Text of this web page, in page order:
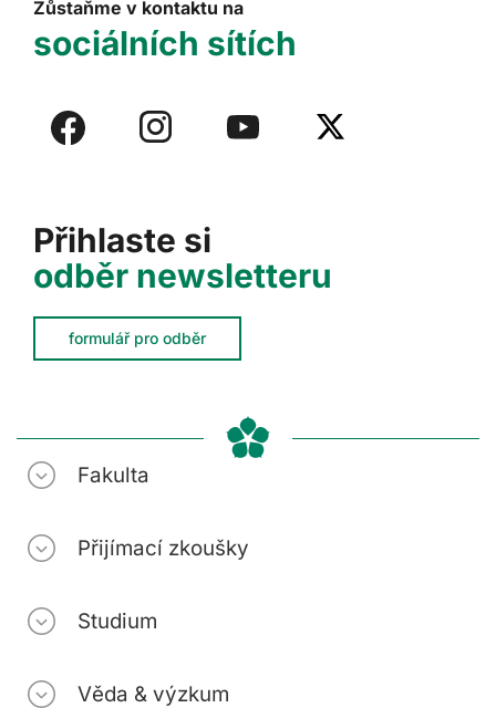
Přihlaste si
odběr newsletteru
formulář pro odběr
Zůstaňme v kontaktu na
sociálních sítích
Fakulta
Přijímací zkoušky
Studium
Věda & výzkum